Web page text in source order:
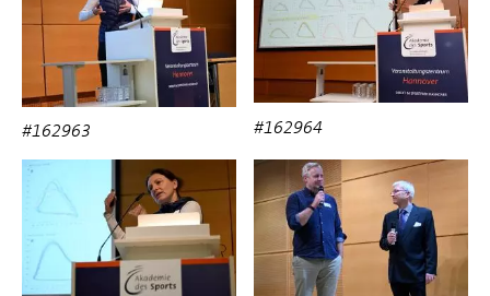
#162963 #162964